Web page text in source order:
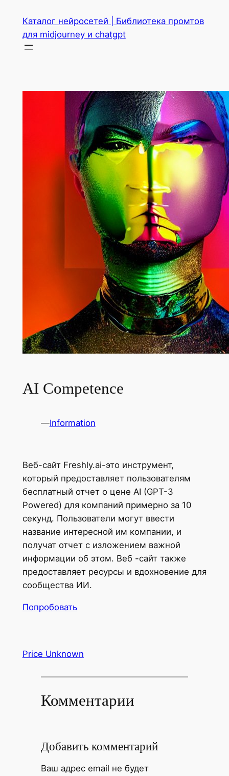
содержимому
Каталог нейросетей | Библиотека промтов
для midjourney и chatgpt
AI Competence
—Information
Веб-сайт Freshly.ai-это инструмент,
который предоставляет пользователям
бесплатный отчет о цене AI (GPT-3
Powered) для компаний примерно за 10
секунд. Пользователи могут ввести
название интересной им компании, и
получат отчет с изложением важной
информации об этом. Веб -сайт также
предоставляет ресурсы и вдохновение для
сообщества ИИ.
Попробовать
Price Unknown
Комментарии
Добавить комментарий
Ваш адрес email не будет